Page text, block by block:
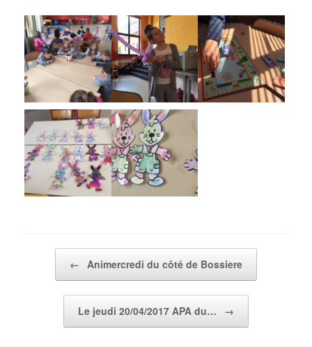
← Animercredi du côté de Bossiere
Le jeudi 20/04/2017 APA du… →